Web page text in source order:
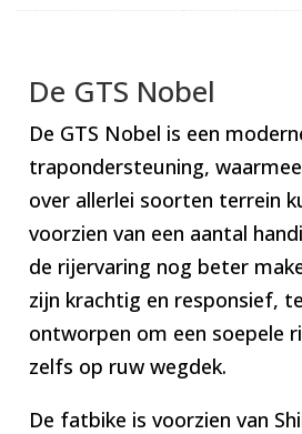
De GTS Nobel
De GTS Nobel is een
trapondersteuning,
over allerlei soorten terrein
voorzien van een aantal
de rijervaring nog beter
zijn krachtig en responsief,
ontworpen om een soepele
zelfs op ruw wegdek.
De fatbike is voorzien van